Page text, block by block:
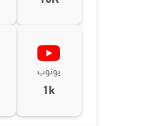
يوتوب
1k